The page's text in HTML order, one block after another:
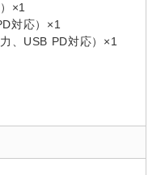
×1
対応）×1
、USB PD対応）×1